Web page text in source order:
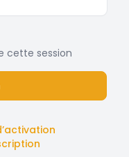
cette session